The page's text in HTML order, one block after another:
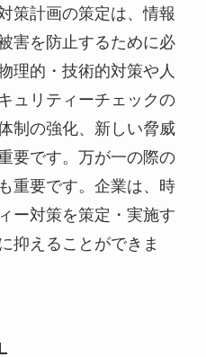
策計画の策定は、情報
害を防止するために必
理的・技術的対策や人
ュリティーチェックの
制の強化、新しい脅威
要です。万が一の際の
重要です。企業は、時
ー対策を策定・実施す
抑えることができま